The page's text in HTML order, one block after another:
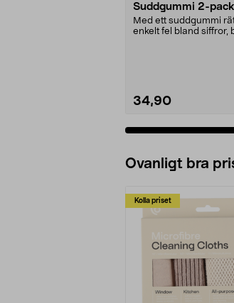
Suddgummi 2-pack
Med ett suddgummi
enkelt fel bland siffror,
34,90
Ovanligt bra
Kolla priset